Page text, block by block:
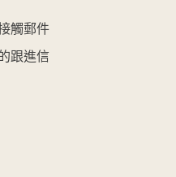
觸郵件
跟進信